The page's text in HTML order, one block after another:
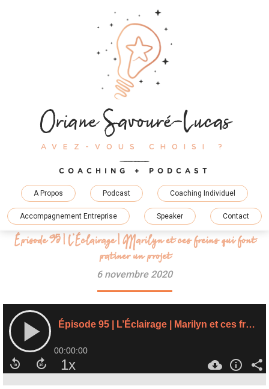
Oriane Savouré-Lucas
AVEZ-VOUS CHOISI ?
COACHING + PODCAST
A Propos Podcast Coaching Individuel
Accompagnement Entreprise Speaker Contact
Épisode 95 | L’Éclairage | Marilyn et ces freins qui font
patiner un projet
6 novembre 2020